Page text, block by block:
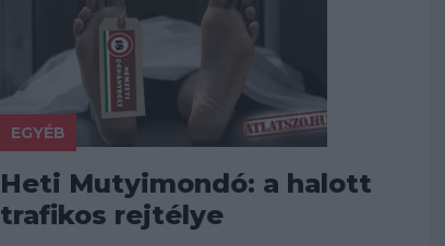
EGYÉB
Heti Mutyimondó: a halott
trafikos rejtélye